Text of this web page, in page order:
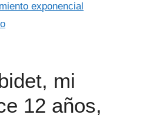
exponencial
mi
12 años,